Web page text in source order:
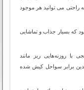
راحتی می توانید هر موجود
که بسیار جذاب و تماشایی
روزنه‌هایی ریز مانند
برابر سواحل کیش شده